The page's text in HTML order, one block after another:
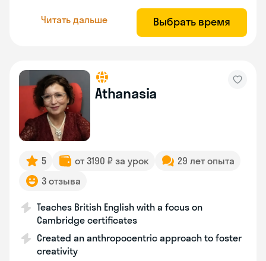
Читать дальше Выбрать время
Athanasia
5 от 3190 ₽ за урок
29 лет опыта
3 отзыва
Teaches British English with a focus on
Cambridge certificates
Created an anthropocentric approach to foster
creativity